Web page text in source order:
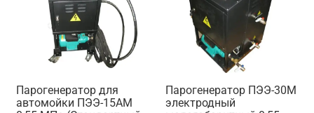
Парогенератор для
автомойки ПЭЭ-15АМ
Парогенератор ПЭЭ-30М
электродный